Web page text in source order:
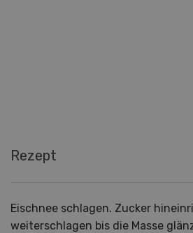
Rezept
Eischnee schlagen. Zucker
weiterschlagen bis die Masse